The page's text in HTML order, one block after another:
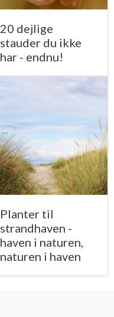
20 dejlige
stauder du ikke
har - endnu!
Planter til
strandhaven -
haven i naturen,
naturen i haven